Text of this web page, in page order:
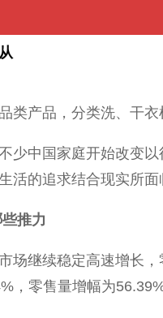
类产品，分类洗、干
少中国家庭开始改变
活的追求结合现实所
推力
场继续稳定高速增长
，零售量增幅为